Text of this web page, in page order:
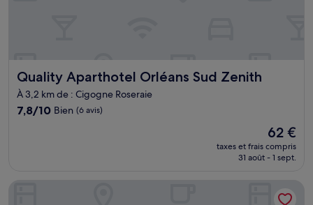
Quality Aparthotel Orléans Sud Zenith
Quality Aparthotel Orléans Sud Zenith
À 3,2 km de : Cigogne Roseraie
7.8
7,8/10 Bien (6 avis)
Le
nouveau
prix
de
62 €
62 €
taxes et frais compris
31 août - 1 sept.